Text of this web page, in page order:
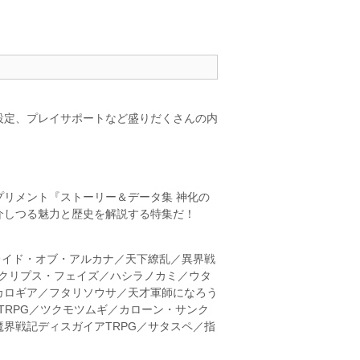
、プレイサポートなど盛りだくさんの内
メント『ストーリー＆データ集 神化の
つる魅力と歴史を解説する特集だ！
ド・オブ・アルカナ／天下繚乱／異界戦
リプス・フェイズ／ハシラノカミ／ウタ
ギア／フタリソウサ／天才軍師になろう
／ツクモツムギ／カローン・サンク
戦記ディスガイアTRPG／サタスペ／指